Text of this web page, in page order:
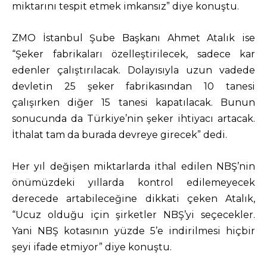
miktarını tespit etmek imkansız” diye konuştu.
ZMO İstanbul Şube Başkanı Ahmet Atalık ise
“Şeker fabrikaları özelleştirilecek, sadece kar
edenler çalıştırılacak. Dolayısıyla uzun vadede
devletin 25 şeker fabrikasından 10 tanesi
çalışırken diğer 15 tanesi kapatılacak. Bunun
sonucunda da Türkiye’nin şeker ihtiyacı artacak.
İthalat tam da burada devreye girecek” dedi.
Her yıl değişen miktarlarda ithal edilen NBŞ’nin
önümüzdeki yıllarda kontrol edilemeyecek
derecede artabileceğine dikkati çeken Atalık,
“Ucuz olduğu için şirketler NBŞ’yi seçecekler.
Yani NBŞ kotasının yüzde 5’e indirilmesi hiçbir
şeyi ifade etmiyor” diye konuştu.